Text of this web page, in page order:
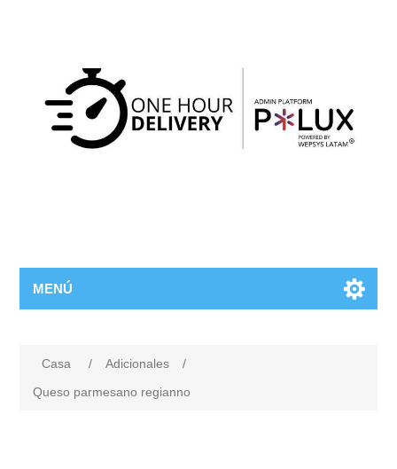
MENÚ
Casa / Adicionales
/
Queso parmesano regianno